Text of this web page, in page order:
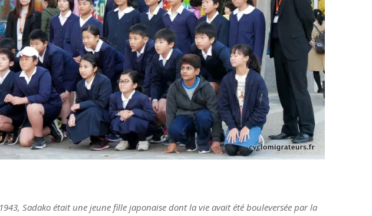
Sadako était une jeune fille japonaise dont la vie avait été bouleversée par la